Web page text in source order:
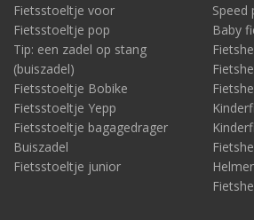
Fietsstoeltje voor
Fietsstoeltje pop
Tip: een zadel op stang
(buiszadel)
Fietsstoeltje Bobike
Fietsstoeltje Yepp
Fietsstoeltje bagagedrager
Buiszadel
Fietsstoeltje junior
Speed
Baby